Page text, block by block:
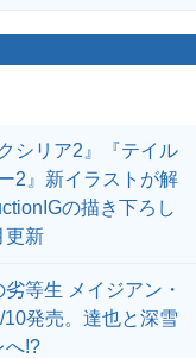
シリア2』『テイル
2』新イラストが解
の描き下ろし
更新
劣等生 メイジアン・
発売。達也と深雪
へ!?